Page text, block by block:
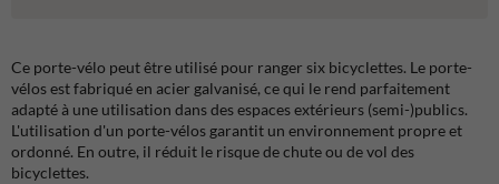
Ce porte-vélo peut être utilisé pour ranger six bicyclettes. Le porte-
vélos est fabriqué en acier galvanisé, ce qui le rend parfaitement
adapté à une utilisation dans des espaces extérieurs (semi-)publics.
L'utilisation d'un porte-vélos garantit un environnement propre et
ordonné. En outre, il réduit le risque de chute ou de vol des
bicyclettes.